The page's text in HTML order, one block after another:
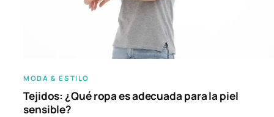
MODA & ESTILO
Tejidos: ¿Qué ropa es adecuada para la piel
sensible?